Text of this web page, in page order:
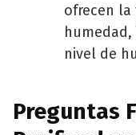
ofrecen
nivel de
Preguntas